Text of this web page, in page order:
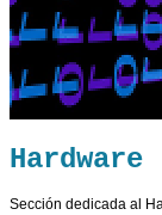
Hardware
Sección dedicada al